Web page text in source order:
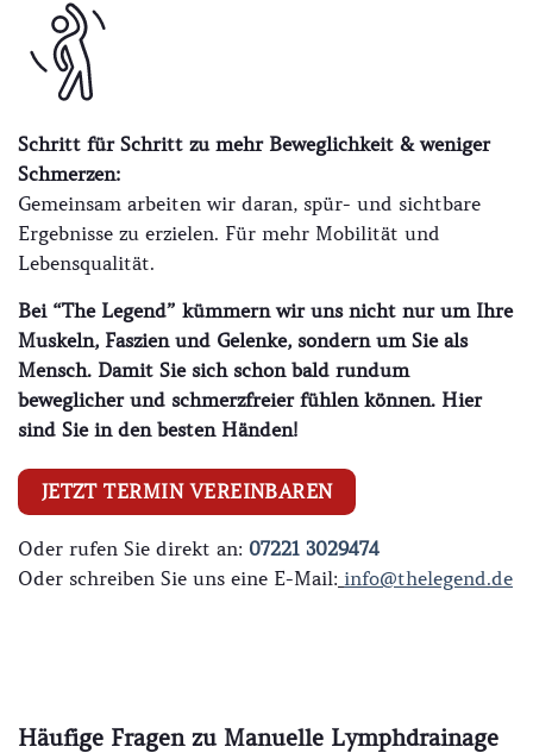
Schritt für Schritt zu mehr Beweglichkeit & weniger
Schmerzen:
Gemeinsam arbeiten wir daran, spür- und sichtbare
Ergebnisse zu erzielen. Für mehr Mobilität und
Lebensqualität.
Bei “The Legend” kümmern wir uns nicht nur um Ihre
Muskeln, Faszien und Gelenke, sondern um Sie als
Mensch. Damit Sie sich schon bald rundum
beweglicher und schmerzfreier fühlen können. Hier
sind Sie in den besten Händen!
JETZT TERMIN VEREINBAREN
Oder rufen Sie direkt an: 07221 3029474
Oder schreiben Sie uns eine E-Mail: info@thelegend.de
Häufige Fragen zu Manuelle Lymphdrainage